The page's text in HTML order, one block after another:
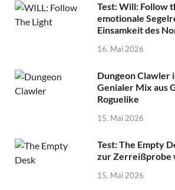
Test: Will: Follow
emotionale
Einsamkeit des
16. Mai 2026
Dungeon Clawler
Genialer Mix aus
Roguelike
15. Mai 2026
Test: The Empty
zur Zerreißprobe
15. Mai 2026